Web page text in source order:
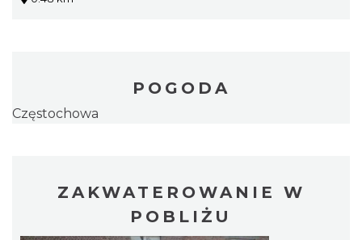
POGODA
Częstochowa
ZAKWATEROWANIE W
POBLIŻU